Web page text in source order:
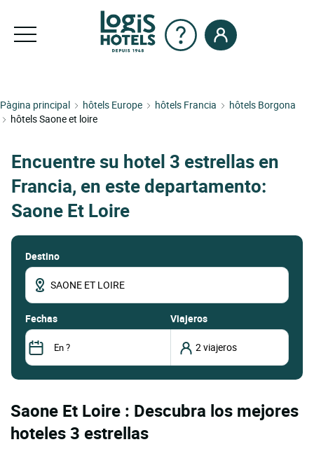
Pàgina principal hôtels Europe hôtels Francia
hôtels Borgona
hôtels Saone et loire
Encuentre su hotel 3 estrellas en
Francia, en este departamento:
Saone Et Loire
Destino
fechas Viajeros
Saone Et Loire : Descubra los mejores
hoteles 3 estrellas